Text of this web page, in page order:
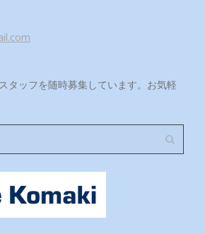
タッフを随時募集しています。お気軽